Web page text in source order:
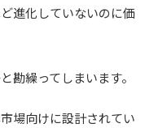
進化していないのに価
勘繰ってしまいます。
場向けに設計されてい